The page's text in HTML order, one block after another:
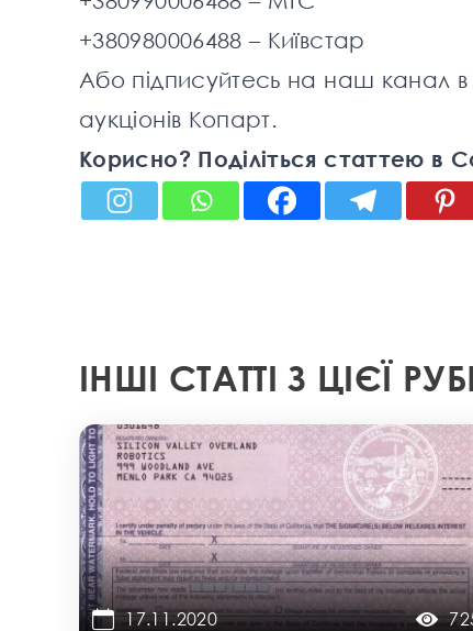
+380980006488 – Київстар
Або підписуйтесь на наш канал в
аукціонів Копарт.
Корисно? Поділіться статтею в
ІНШІ СТАТТІ З ЦІЄЇ
17.11.2020